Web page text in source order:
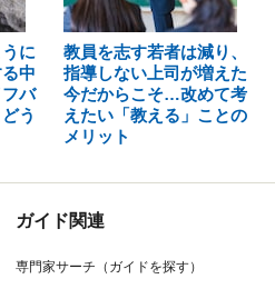
に
中
バ
う
教員を志す若者は減り、
指導しない上司が増えた
今だからこそ…改めて考
えたい「教える」ことの
メリット
ガイド関連
専門家サーチ（ガイドを探す）